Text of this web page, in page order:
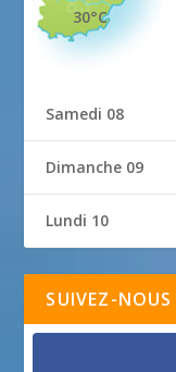
30°C
Samedi 08
Dimanche 09
Lundi 10
SUIVEZ-NOUS